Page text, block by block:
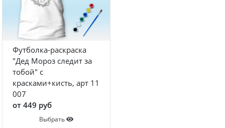
Футболка-раскраска
"Дед Мороз следит за
тобой" с
красками+кисть, арт 11
007
от 449 руб
Выбрать